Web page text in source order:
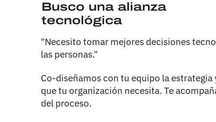
Busco una alianza
tecnológica
"Necesito tomar mejores decisiones
las personas."
Co-diseñamos con tu equipo la estrategia
que tu organización necesita. Te
del proceso.